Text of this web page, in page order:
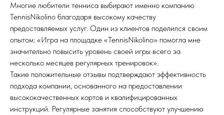
Многие любители тенниса выбирают именно компанию
TennisNikolino благодаря высокому качеству
предоставляемых услуг. Один из клиентов поделился своим
опытом: «Игра на площадке «TennisNikolino» помогла мне
значительно повысить уровень своей игры всего за
несколько месяцев регулярных тренировок».
Такие положительные отзывы подтверждают эффективность
подхода компании, основанного на предоставлении
высококачественных кортов и квалифицированных
инструкций. Регулярные занятия способствуют улучшению